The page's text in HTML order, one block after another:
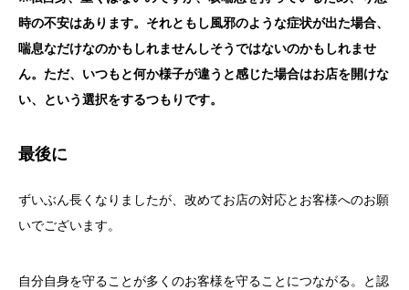
時の不安はあります。それともし風邪のような症状が出た場合、
喘息なだけなのかもしれませんしそうではないのかもしれませ
ん。 ただ、いつもと何か様子が違うと感じた場合はお店を開けな
い、
という選択をするつもりです。
最後に
ずいぶん長くなりましたが、 改めてお店の対応とお客様へのお願
いでございます。
自分自身を守ることが多くのお客様を守ることにつながる。 と認